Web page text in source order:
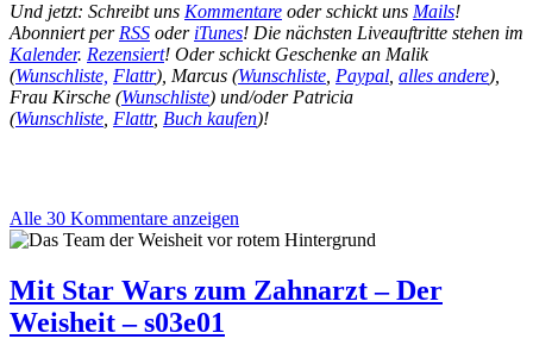
Und jetzt: Schreibt uns Kommentare oder schickt uns Mails!
Abonniert perRSS oder iTunes! Die nächsten Liveauftritte stehen im
Kalender. Rezensiert! Oder schickt Geschenke an Malik
(Wunschliste, Flattr), Marcus (Wunschliste, Paypal, alles andere),
Frau Kirsche (Wunschliste) und/oder Patricia
(Wunschliste, Flattr, Buch kaufen)!
Alle 30 Kommentare anzeigen
Mit Star Wars zum Zahnarzt – Der
Weisheit – s03e01